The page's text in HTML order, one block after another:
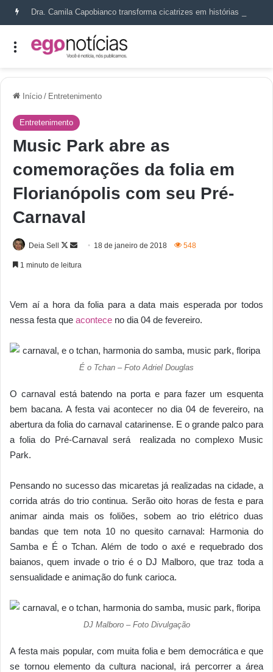
Início / Entretenimento
Entretenimento
Music Park abre as
comemorações da folia em
Florianópolis com seu Pré-
Carnaval
Deia Sell 18 de janeiro de 2018 548
1 minuto de leitura
Vem aí a hora da folia para a data mais esperada por todos
nessa festa que acontece no dia 04 de fevereiro.
É o Tchan – Foto Adriel Douglas
O carnaval está batendo na porta e para fazer um esquenta
bem bacana. A festa vai acontecer no dia 04 de fevereiro, na
abertura da folia do carnaval catarinense. E o grande palco para
a folia do Pré-Carnaval será realizada no complexo Music
Park.
Pensando no sucesso das micaretas já realizadas na cidade, a
corrida atrás do trio continua. Serão oito horas de festa e para
animar ainda mais os foliões, sobem ao trio elétrico duas
bandas que tem nota 10 no quesito carnaval: Harmonia do
Samba e É o Tchan. Além de todo o axé e requebrado dos
baianos, quem invade o trio é o DJ Malboro, que traz toda a
sensualidade e animação do funk carioca.
DJ Malboro – Foto Divulgação
A festa mais popular, com muita folia e bem democrática e que
se tornou elemento da cultura nacional, irá percorrer a área